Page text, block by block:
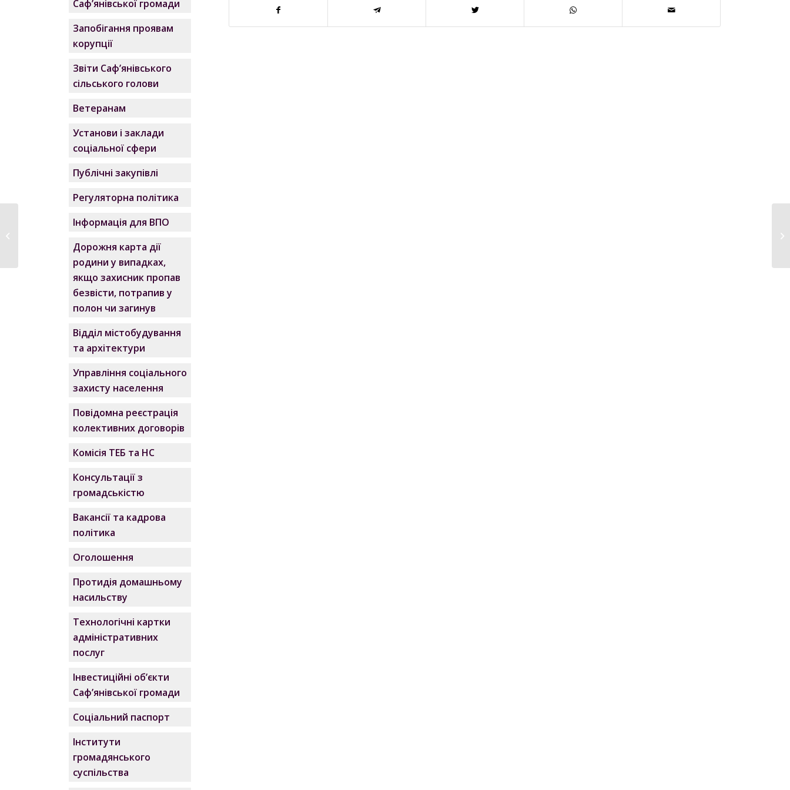
Саф’янівської громади
Запобігання проявам
корупції
Звіти Саф’янівського
сільського голови
Ветеранам
Установи і заклади
соціальної сфери
Публічні закупівлі
Регуляторна політика
Інформація для ВПО
Дорожня карта дії
родини у випадках,
якщо захисник пропав
безвісти, потрапив у
полон чи загинув
Відділ містобудування
та архітектури
Управління соціального
захисту населення
Повідомна реєстрація
колективних договорів
Комісія ТЕБ та НС
Консультації з
громадськістю
Вакансії та кадрова
політика
Оголошення
Протидія домашньому
насильству
Технологічні картки
адміністративних
послуг
Інвестиційні об’єкти
Саф’янівської громади
Соціальний паспорт
Інститути
громадянського
суспільства
Чи знаєте ви, що
незадекларована